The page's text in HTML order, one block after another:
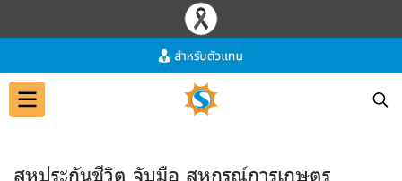
สหประกันชีวิต จับมือ สหกรณ์การเกษตร